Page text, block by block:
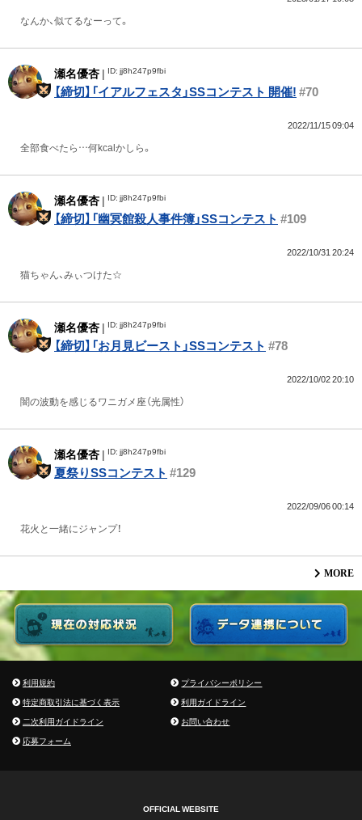
なんか、似てるなーって。
瀬名優杏 | ID: jj8h247p9fbi
【締切】「イアルフェスタ」SSコンテスト 開催!#70
2022/11/15 09:04
全部食べたら…何kcalかしら。
瀬名優杏 | ID: jj8h247p9fbi
【締切】「幽冥館殺人事件簿」SSコンテスト #109
2022/10/31 20:24
猫ちゃん、みぃつけた☆
瀬名優杏 | ID: jj8h247p9fbi
【締切】「お月見ビースト」SSコンテスト #78
2022/10/02 20:10
闇の波動を感じるワニガメ座（光属性）
瀬名優杏 | ID: jj8h247p9fbi
夏祭りSSコンテスト #129
2022/09/06 00:14
花火と一緒にジャンプ！
MORE
利用規約
プライバシーポリシー
特定商取引法に基づく表示
利用ガイドライン
二次利用ガイドライン
お問い合わせ
応募フォーム
OFFICIAL WEBSITE